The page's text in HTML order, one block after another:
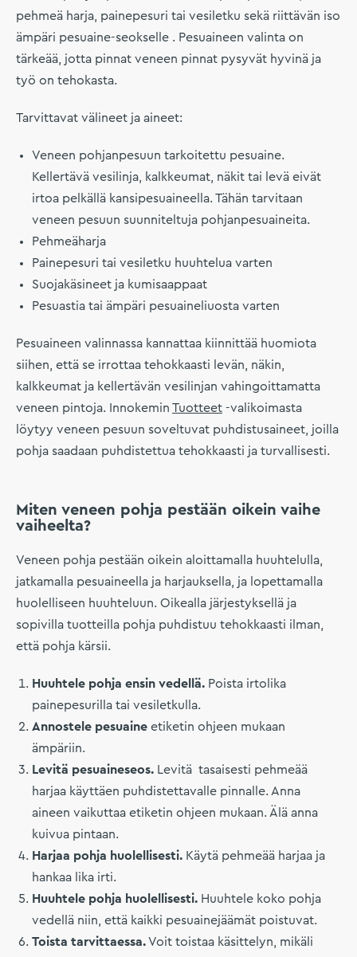
pehmeä harja, painepesuri tai vesiletku sekä riittävän iso
ämpäri pesuaine-seokselle . Pesuaineen valinta on
tärkeää, jotta pinnat veneen pinnat pysyvät hyvinä ja
työ on tehokasta.
Tarvittavat välineet ja aineet:
Veneen pohjanpesuun tarkoitettu pesuaine.
Kellertävä vesilinja, kalkkeumat, näkit tai levä eivät
irtoa pelkällä kansipesuaineella. Tähän tarvitaan
veneen pesuun suunniteltuja pohjanpesuaineita.
Pehmeäharja
Painepesuri tai vesiletku huuhtelua varten
Suojakäsineet ja kumisaappaat
Pesuastia tai ämpäri pesuaineliuosta varten
Pesuaineen valinnassa kannattaa kiinnittää huomiota
siihen, että se irrottaa tehokkaasti levän, näkin,
kalkkeumat ja kellertävän vesilinjan vahingoittamatta
veneen pintoja. Innokemin Tuotteet -valikoimasta
löytyy veneen pesuun soveltuvat puhdistusaineet, joilla
pohja saadaan puhdistettua tehokkaasti ja turvallisesti.
Miten veneen pohja pestään oikein vaihe
vaiheelta?
Veneen pohja pestään oikein aloittamalla huuhtelulla,
jatkamalla pesuaineella ja harjauksella, ja lopettamalla
huolelliseen huuhteluun. Oikealla järjestyksellä ja
sopivilla tuotteilla pohja puhdistuu tehokkaasti ilman,
että pohja kärsii.
Huuhtele pohja ensin vedellä. Poista irtolika
painepesurilla tai vesiletkulla.
Annostele pesuaine etiketin ohjeen mukaan
ämpäriin.
Levitä pesuaineseos. Levitä tasaisesti pehmeää
harjaa käyttäen puhdistettavalle pinnalle. Anna
aineen vaikuttaa etiketin ohjeen mukaan. Älä anna
kuivua pintaan.
Harjaa pohja huolellisesti. Käytä pehmeää harjaa ja
hankaa lika irti.
Huuhtele pohja huolellisesti. Huuhtele koko pohja
vedellä niin, että kaikki pesuainejäämät poistuvat.
Toista tarvittaessa.Voit toistaa käsittelyn, mikäli